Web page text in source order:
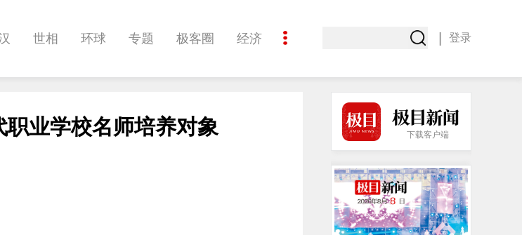
世相 环球 专题 极客圈 经济
International 职教院 酒道
登录
业学校名师培养对象 下载客户端